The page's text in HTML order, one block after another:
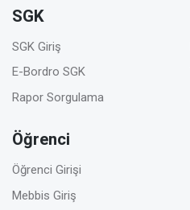
SGK
SGK Giriş
E-Bordro SGK
Rapor Sorgulama
Öğrenci
Öğrenci Girişi
Mebbis Giriş